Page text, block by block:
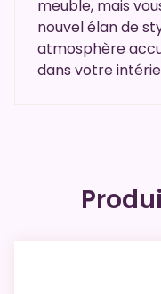
meuble, mais
nouvel élan de
atmosphère
dans votre